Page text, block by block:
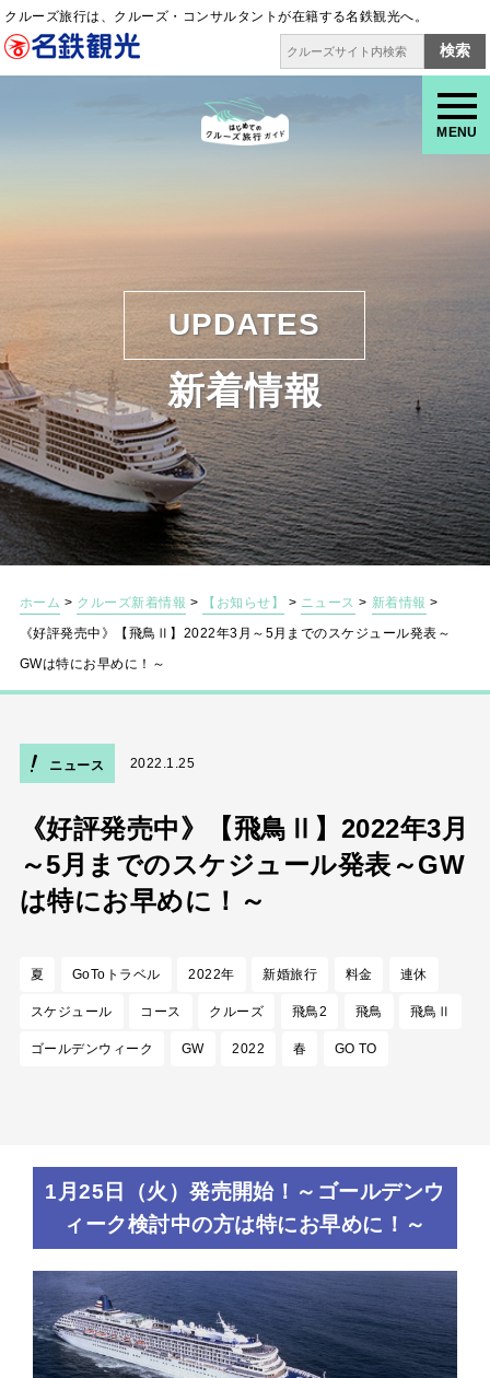
クルーズ旅行は、クルーズ・コンサルタントが在籍する名鉄観光へ。
検索
MENU
UPDATES
新着情報
ホーム > クルーズ新着情報 > 【お知らせ】 > ニュース > 新着情報 >
《好評発売中》【飛鳥Ⅱ】2022年3月～5月までのスケジュール発表～
GWは特にお早めに！～
ニュース 2022.1.25
《好評発売中》【飛鳥Ⅱ】2022年3月
～5月までのスケジュール発表～GW
は特にお早めに！～
夏 GoToトラベル 2022年 新婚旅行 料金 連休
スケジュール コース クルーズ 飛鳥2 飛鳥 飛鳥Ⅱ
ゴールデンウィーク GW 2022 春 GO TO
1月25日（火）発売開始！～ゴールデンウ
ィーク検討中の方は特にお早めに！～